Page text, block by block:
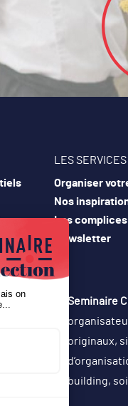
LES
Organiser
Nos
Les
Newsletter
Seminaire
originaux,
building,